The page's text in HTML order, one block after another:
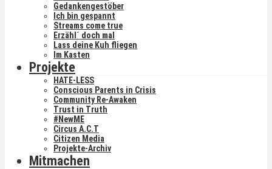
Gedankengestöber
Ich bin gespannt
Streams come true
Erzähl´ doch mal
Lass deine Kuh fliegen
Im Kasten
Projekte
HATE-LESS
Conscious Parents in Crisis
Community Re-Awaken
Trust in Truth
#NewME
Circus A.C.T
Citizen Media
Projekte-Archiv
Mitmachen